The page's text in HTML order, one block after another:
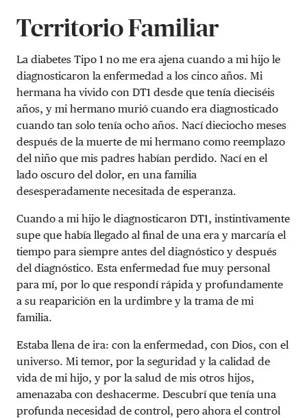
Territorio Familiar
La diabetes Tipo 1 no me era ajena cuando a mi hijo le
diagnosticaron la enfermedad a los cinco años. Mi
hermana ha vivido con DT1 desde que tenía dieciséis
años, y mi hermano murió cuando era diagnosticado
cuando tan solo tenía ocho años. Nací dieciocho meses
después de la muerte de mi hermano como reemplazo
del niño que mis padres habían perdido. Nací en el
lado oscuro del dolor, en una familia
desesperadamente necesitada de esperanza.
Cuando a mi hijo le diagnosticaron DT1, instintivamente
supe que había llegado al final de una era y marcaría el
tiempo para siempre antes del diagnóstico y después
del diagnóstico. Esta enfermedad fue muy personal
para mí, por lo que respondí rápida y profundamente
a su reaparición en la urdimbre y la trama de mi
familia.
Estaba llena de ira: con la enfermedad, con Dios, con el
universo. Mi temor, por la seguridad y la calidad de
vida de mi hijo, y por la salud de mis otros hijos,
amenazaba con deshacerme. Descubrí que tenía una
profunda necesidad de control, pero ahora el control